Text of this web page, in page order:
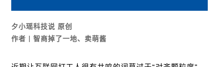
夕小瑶科技说 原创
作者 | 智商掉了一地、卖萌酱